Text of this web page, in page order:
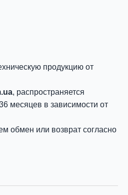
продукцию от
, распространяется
месяцев в зависимости от
обмен или возврат согласно